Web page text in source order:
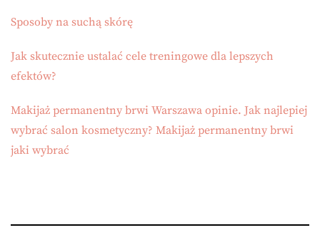
Sposoby na suchą skórę
Jak skutecznie ustalać cele treningowe dla lepszych
efektów?
Makijaż permanentny brwi Warszawa opinie. Jak najlepiej
wybrać salon kosmetyczny? Makijaż permanentny brwi
jaki wybrać